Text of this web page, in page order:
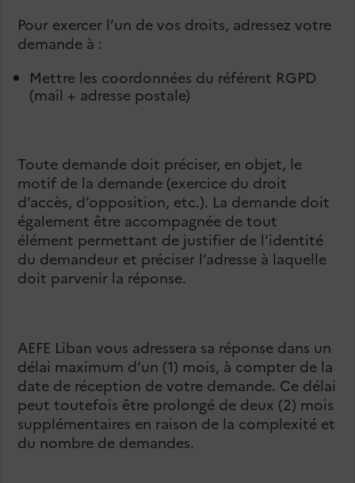
Pour exercer l’un de vos droits, adressez votre
demande à :
Mettre les coordonnées du référent RGPD
(mail + adresse postale)
Toute demande doit préciser, en objet, le
motif de la demande (exercice du droit
d’accès, d’opposition, etc.). La demande doit
également être accompagnée de tout
élément permettant de justifier de l’identité
du demandeur et préciser l’adresse à laquelle
doit parvenir la réponse.
AEFE Liban vous adressera sa réponse dans un
délai maximum d’un (1) mois, à compter de la
date de réception de votre demande. Ce délai
peut toutefois être prolongé de deux (2) mois
supplémentaires en raison de la complexité et
du nombre de demandes.